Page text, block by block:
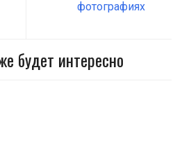
фотографиях
будет интересно